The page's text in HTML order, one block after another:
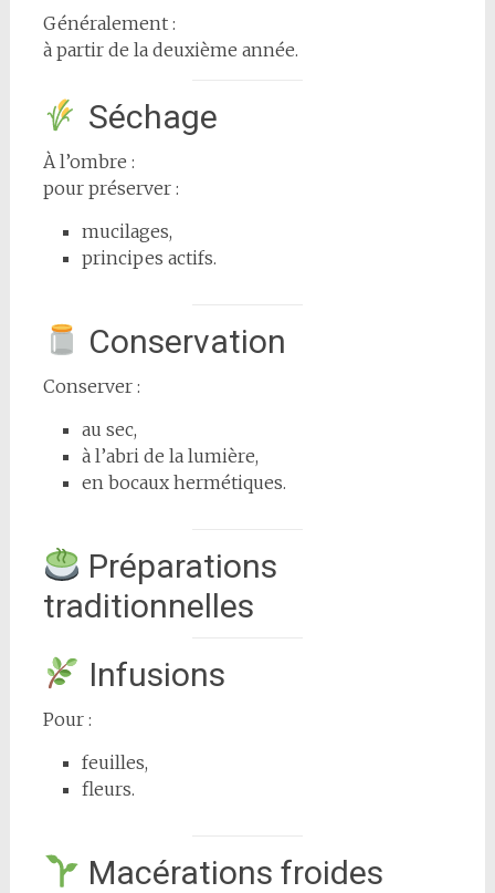
Généralement :
à partir de la deuxième année.
Séchage
À l’ombre :
pour préserver :
mucilages,
principes actifs.
Conservation
Conserver :
au sec,
à l’abri de la lumière,
en bocaux hermétiques.
Préparations
traditionnelles
Infusions
Pour :
feuilles,
fleurs.
Macérations froides